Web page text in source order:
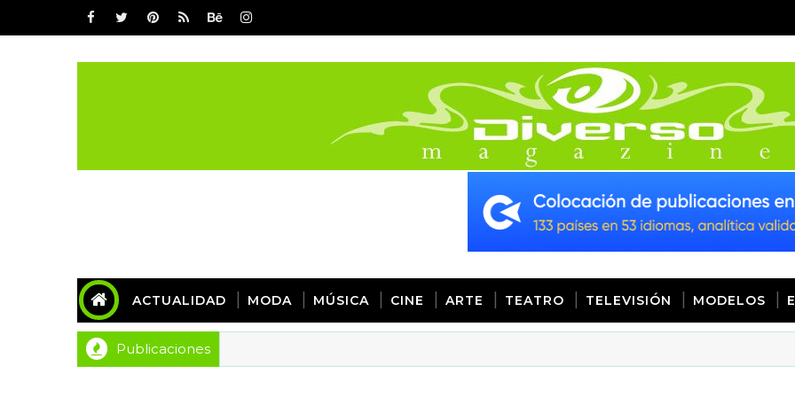
ACTUALIDAD MODA MÚSICA CINE ARTE TEATRO TELEVISIÓN MODELOS
Publicaciones